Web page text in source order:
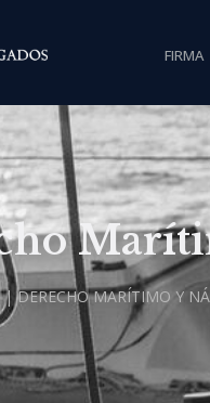
FIRMA
|DERECHO MARÍTIMO Y